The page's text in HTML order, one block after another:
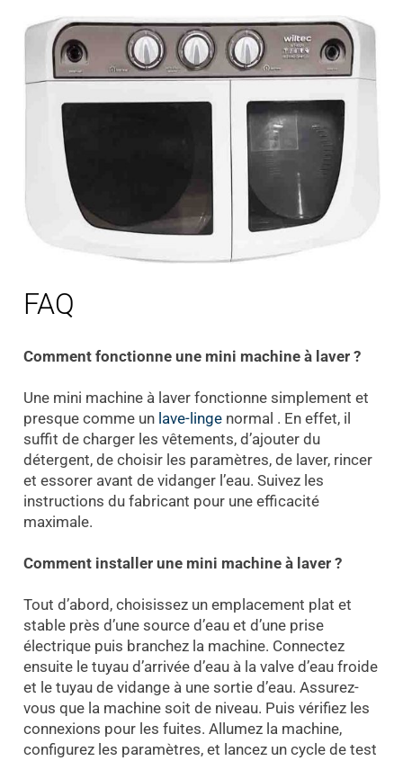
FAQ
Comment fonctionne une mini machine à laver ?
Une mini machine à laver fonctionne simplement et
presque comme un lave-lingenormal . En effet, il
suffit de charger les vêtements, d’ajouter du
détergent, de choisir les paramètres, de laver, rincer
et essorer avant de vidanger l’eau. Suivez les
instructions du fabricant pour une efficacité
maximale.
Comment installer une mini machine à laver ?
Tout d’abord, choisissez un emplacement plat et
stable près d’une source d’eau et d’une prise
électrique puis branchez la machine. Connectez
ensuite le tuyau d’arrivée d’eau à la valve d’eau froide
et le tuyau de vidange à une sortie d’eau. Assurez-
vous que la machine soit de niveau. Puis vérifiez les
connexions pour les fuites. Allumez la machine,
configurez les paramètres, et lancez un cycle de test